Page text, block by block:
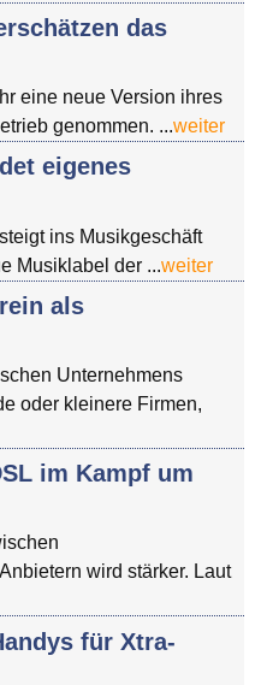
das
eine neue Version ihres
genommen. ...weiter
eigenes
ins Musikgeschäft
Musiklabel der ...weiter
als
Unternehmens
oder kleinere Firmen,
im Kampf um
wird stärker. Laut
für Xtra-